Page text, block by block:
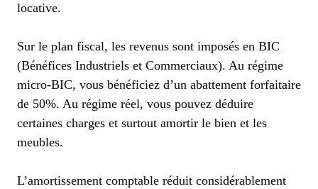
locative.
Sur le plan fiscal, les revenus sont imposés en BIC
(Bénéfices Industriels et Commerciaux). Au régime
micro-BIC, vous bénéficiez d’un abattement forfaitaire
de 50%. Au régime réel, vous pouvez déduire
certaines charges et surtout amortir le bien et les
meubles.
L’amortissement comptable réduit considérablement